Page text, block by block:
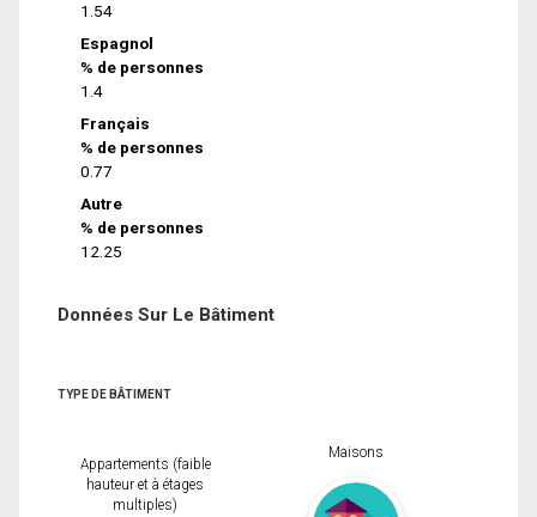
1.54
Espagnol
% de personnes
1.4
Français
% de personnes
0.77
Autre
% de personnes
12.25
Données Sur Le Bâtiment
TYPE DE BÂTIMENT
Appartements (faible
hauteur et à étages
multiples)
Maisons